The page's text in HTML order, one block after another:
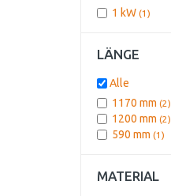
1 kW (1)
LÄNGE
Alle
1170 mm (2)
1200 mm (2)
590 mm (1)
MATERIAL